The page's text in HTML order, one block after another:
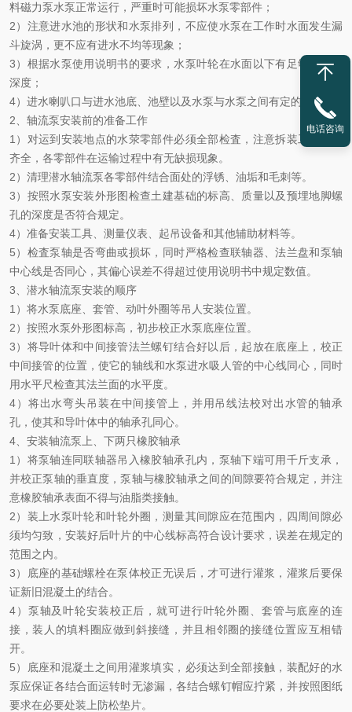
料磁力泵水泵正常运行，严重时可能损坏水泵零部件；
2）注意进水池的形状和水泵排列，不应使水泵在工作时水面发生漏
斗旋涡，更不应有进水不均等现象；
3）根据水泵使用说明书的要求，水泵叶轮在水面以下有足够的淹没
深度；
4）进水喇叭口与进水池底、池壁以及水泵与水泵之间有定的距离；
2 、轴流泵安装前的准备工作
1 ）对运到安装地点的水荥零部件必须全部检査，注意拆装工具是否
齐全，各零部件在运输过程中有无缺损现象。
2）清理潜水轴流泵各零部件结合面处的浮锈、油垢和毛刺等。
3）按照水泵安装外形图检查土建基础的标高、质量以及预埋地脚螺
孔的深度是否符合规定。
4）准备安装工具、测量仪表、起吊设备和其他辅助材料等。
5）检査泵轴是否弯曲或损坏，同时严格检查联轴器、法兰盘和泵轴
中心线是否同心，其偏心误差不得超过使用说明书中规定数值。
3 、潜水轴流泵安装的顺序
1 ）将水泵底座、套管、动叶外圈等吊人安装位置。
2）按照水泵外形图标高，初步校正水泵底座位置。
3）将导叶体和中间接管法兰螺钉结合好以后，起放在底座上，校正
中间接管的位置，使它的轴线和水泵进水吸人管的中心线同心，同时
用水平尺检查其法兰面的水平度。
4）将出水弯头吊装在中间接管上，并用吊线法校对出水管的轴承
孔，使其和导叶体中的轴承孔同心。
4 、安装轴流泵上、下两只橡胶轴承
1 ）将泵轴连同联轴器吊入橡胶轴承孔内，泵轴下端可用千斤支承，
并校正泵轴的垂直度，泵轴与橡胶轴承之间的间隙要符合规定，并注
意橡胶轴承表面不得与油脂类接触。
2）装上水泵叶轮和叶轮外圈，测量其间隙应在范围内，四周间隙必
须均匀致，安装好后叶片的中心线标高符合设计要求，误差在规定的
范围之内。
3）底座的基础螺栓在泵体校正无误后，才可进行灌浆，灌浆后要保
证新旧混凝土的结合。
4）泵轴及叶轮安装校正后，就可进行叶轮外圈、套管与底座的连
接，装人的填料圈应做到斜接缝，并且相邻圈的接缝位置应互相错
开。
5）底座和混凝土之间用灌浆填实，必须达到全部接触，装配好的水
泵应保证各结合面运转时无渗漏，各结合螺钉帽应拧紧，并按照图纸
要求在必要处装上防松垫片。
电话咨询